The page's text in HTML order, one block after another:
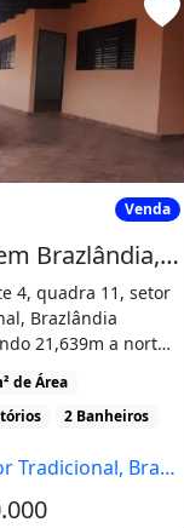
28, Setor
Casa em Venda
Casa em Brazlândia, 3 Quartos
4, quadra 11, setor
Brazlândia
21,639m a norte,
a sul, 13,00m [...]
de Área
2 Banheiros
Brasília - DF